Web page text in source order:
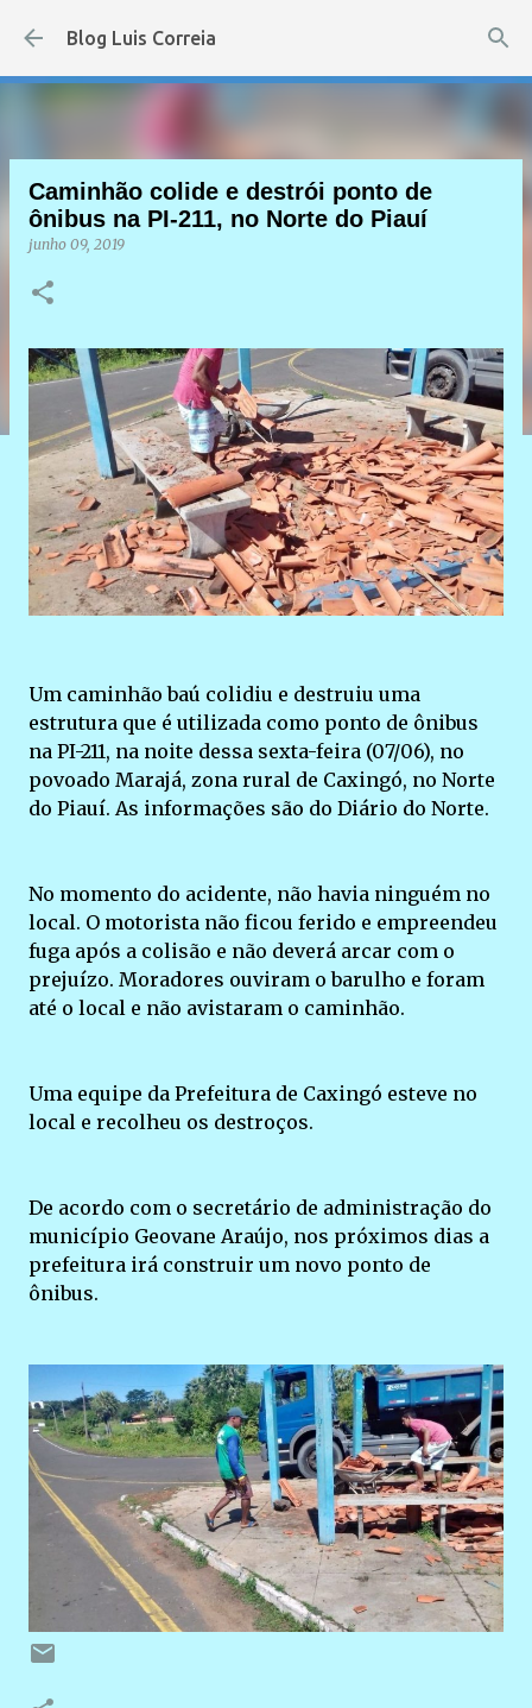
Pular para o conteúdo principal
Blog Luis Correia
Caminhão colide e destrói ponto de
ônibus na PI-211, no Norte do Piauí
junho 09, 2019
Um caminhão baú colidiu e destruiu uma
estrutura que é utilizada como ponto de ônibus
na PI-211, na noite dessa sexta-feira (07/06), no
povoado Marajá, zona rural de Caxingó, no Norte
do Piauí. As informações são do Diário do Norte.
No momento do acidente, não havia ninguém no
local. O motorista não ficou ferido e empreendeu
fuga após a colisão e não deverá arcar com o
prejuízo. Moradores ouviram o barulho e foram
até o local e não avistaram o caminhão.
Uma equipe da Prefeitura de Caxingó esteve no
local e recolheu os destroços.
De acordo com o secretário de administração do
município Geovane Araújo, nos próximos dias a
prefeitura irá construir um novo ponto de
ônibus.